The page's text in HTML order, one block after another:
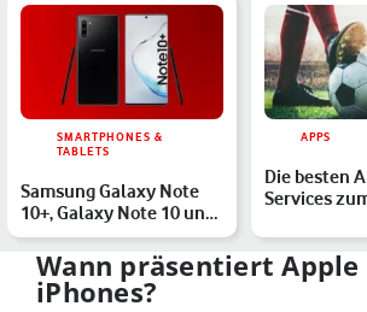
SMARTPHONES &
TABLETS
Samsung Galaxy Note
10+, Galaxy Note 10 und
Watch Active 2: Alle …
APPS
Die besten
Services
Hol Dir D…
Wann präsentiert Apple
iPhones?